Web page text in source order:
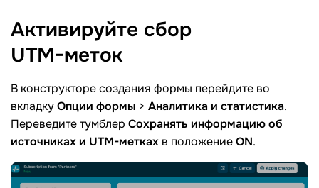
Активируйте сбор
UTM-меток
В конструкторе создания формы перейдите во
вкладкуОпции формы > Аналитика и статистика.
Переведите тумблер Сохранять информацию об
источниках и UTM-метках в положениеON.